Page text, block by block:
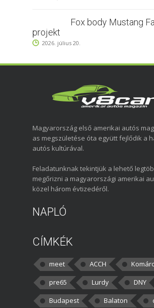
Fox body Mustang
projekt
2026. július 20.
Magyarország első amerikai autós
as megszületése óta együtt fejlődik a
autós kultúrával.
Feladatunknak tekintjük a lehető
megőrizni a magyarországi amerikai
közel három évtizedéről.
NAPLÓ
CÍMKÉK
meet ACCH
pre65
Lurdy
DNY
Budapest
Balaton